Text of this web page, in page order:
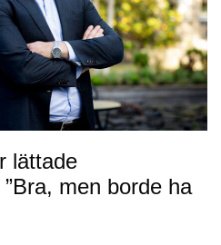
lättade
men borde ha